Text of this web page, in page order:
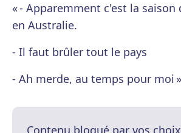
« - Apparemment c'est la saison
en Australie.
- Il faut brûler tout le pays
- Ah merde, au temps pour moi »
Contenu bloqué par vos